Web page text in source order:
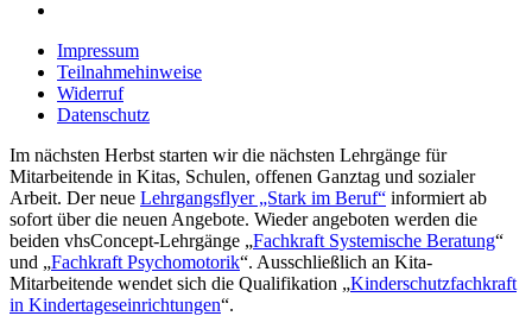
Impressum
Teilnahmehinweise
Widerruf
Datenschutz
Im nächsten Herbst starten wir die nächsten Lehrgänge für
Mitarbeitende in Kitas, Schulen, offenen Ganztag und sozialer
Arbeit. Der neue Lehrgangsflyer „Stark im Beruf“ informiert ab
sofort über die neuen Angebote. Wieder angeboten werden die
beiden vhsConcept-Lehrgänge „Fachkraft Systemische Beratung“
und „Fachkraft Psychomotorik“. Ausschließlich an Kita-
Mitarbeitende wendet sich die Qualifikation „Kinderschutzfachkraft
in Kindertageseinrichtungen“.